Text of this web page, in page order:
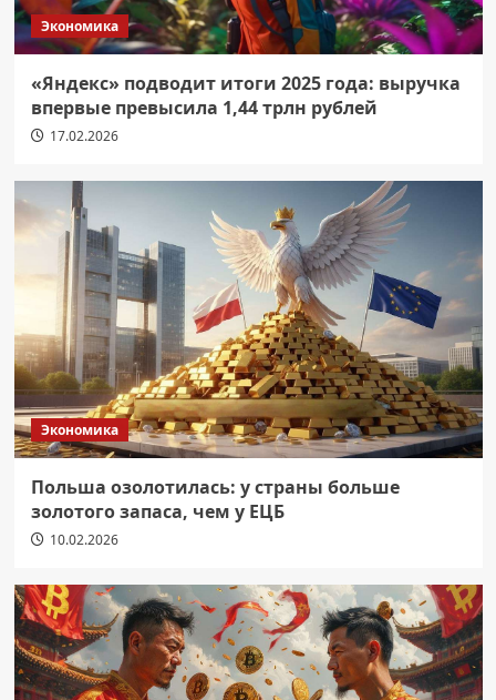
Экономика
«Яндекс» подводит итоги 2025 года: выручка
впервые превысила 1,44 трлн рублей
17.02.2026
Экономика
Польша озолотилась: у страны больше
золотого запаса, чем у ЕЦБ
10.02.2026